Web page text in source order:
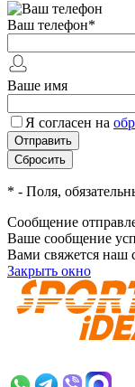
Ваш телефон*
Ваше имя
Я согласен на
* - Поля,
Сообщение
Ваше сообщение
Вами свяжется наш
Закрыть окно